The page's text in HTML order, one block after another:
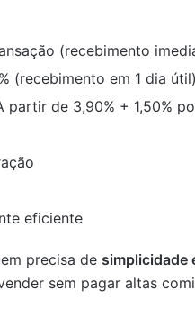
(recebimento
(recebimento em 1 dia útil)
partir de 3,90% + 1,50%
eficiente
precisa de simplicidade
sem pagar altas